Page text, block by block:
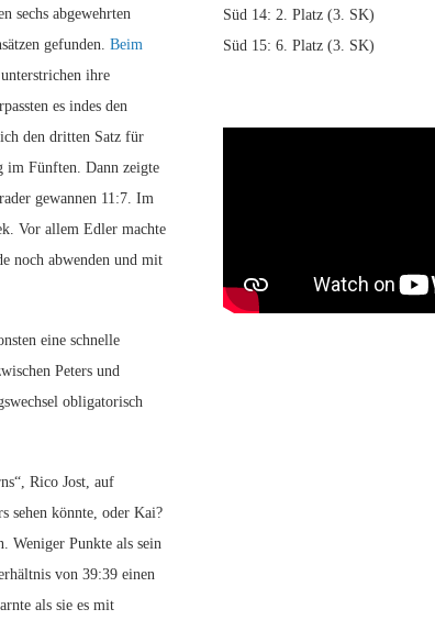
sechs abgewehrten
gefunden. Beim
ihre
es indes den
den dritten Satz für
im Fünften. Dann zeigte
gewannen 11:7. Im
Vor allem Edler machte
noch abwenden und mit
eine schnelle
Peters und
obligatorisch
Rico Jost, auf
sehen könnte, oder Kai?
Weniger Punkte als sein
von 39:39 einen
als sie es mit
Süd 14: 2. Platz (3. SK)
Süd 15: 6. Platz (3. SK)